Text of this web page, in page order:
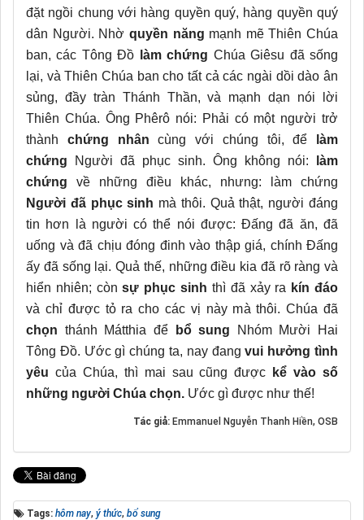
đặt ngồi chung với hàng quyền quý, hàng quyền quý
dân Người. Nhờ quyền năng mạnh mẽ Thiên Chúa
ban, các Tông Đồ
làm chứng Chúa Giêsu đã sống
lại, và Thiên Chúa ban cho tất cả các ngài dồi dào ân
sủng, đầy tràn Thánh Thần, và mạnh dạn nói lời
Thiên Chúa. Ông Phêrô nói: Phải có một người trở
thành chứng nhân cùng với chúng tôi, để
làm
chứng Người đã phục sinh. Ông không nói:
làm
chứng về những điều khác, nhưng: làm chứng
Người đã phục sinh mà thôi. Quả thật, người đáng
tin hơn là người có thể nói được: Đấng đã ăn, đã
uống và đã chịu đóng đinh vào thập giá, chính Đấng
ấy đã sống lại. Quả thế, những điều kia đã rõ ràng và
hiển nhiên; cònsự phục sinh thì đã xảy ra kín đáo
và chỉ được tỏ ra cho các vị này mà thôi. Chúa đã
chọn thánh Mátthia để bổ sung Nhóm Mười Hai
Tông Đồ. Ước gì chúng ta, nay đangvui hưởng tình
yêu của Chúa, thì mai sau cũng được
kể vào số
những người Chúa chọn. Ước gì được như thế!
Tác giả: Emmanuel Nguyễn Thanh Hiền, OSB
Tags: hôm nay, ý thức, bổ sung